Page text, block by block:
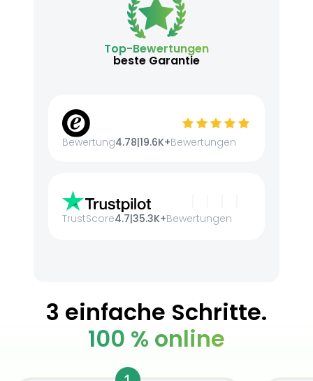
Top-Bewertungen
beste Garantie
Bewertung4.78|19.6K+Bewertungen
TrustScore4.7|35.3K+Bewertungen
3 einfache Schritte.
100 % online